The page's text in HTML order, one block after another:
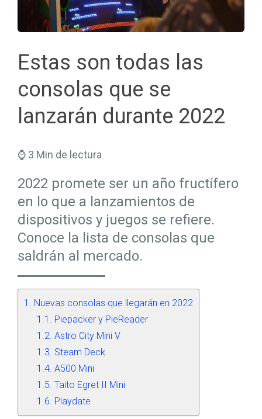
Seguros Salud
Seguros Viajes
Trabaja en Mapfre
Estas son todas las
consolas que se
lanzarán durante 2022
⌚ 3 Min de lectura
2022 promete ser un año fructífero
en lo que a lanzamientos de
dispositivos y juegos se refiere.
Conoce la lista de consolas que
saldrán al mercado.
Nuevas consolas que llegarán en 2022
Piepacker y PieReader
Astro City Mini V
Steam Deck
A500 Mini
Taito Egret II Mini
Playdate